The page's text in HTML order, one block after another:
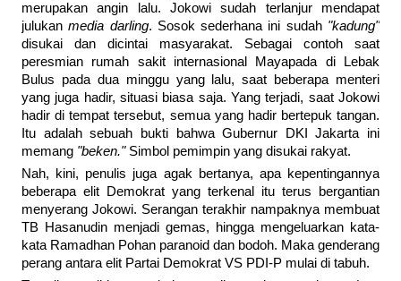
merupakan angin lalu. Jokowi sudah terlanjur mendapat
julukanmedia darling. Sosok sederhana ini sudah "kadung"
disukai dan dicintai masyarakat. Sebagai contoh saat
peresmian rumah sakit internasional Mayapada di Lebak
Bulus pada dua minggu yang lalu, saat beberapa menteri
yang juga hadir, situasi biasa saja. Yang terjadi, saat Jokowi
hadir di tempat tersebut, semua yang hadir bertepuk tangan.
Itu adalah sebuah bukti bahwa Gubernur DKI Jakarta ini
memang "beken."Simbol pemimpin yang disukai rakyat.
Nah, kini, penulis juga agak bertanya, apa kepentingannya
beberapa elit Demokrat yang terkenal itu terus bergantian
menyerang Jokowi. Serangan terakhir nampaknya membuat
TB Hasanudin menjadi gemas, hingga mengeluarkan kata-
kata Ramadhan Pohan paranoid dan bodoh. Maka genderang
perang antara elit Partai Demokrat VS PDI-P mulai di tabuh.